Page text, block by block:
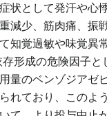
状として発汗や心
減少、筋肉痛、振
知覚過敏や味覚異
存形成の危険因子と
量のベンゾジアゼ
れており、このよ